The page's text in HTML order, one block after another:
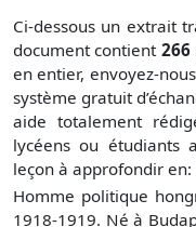
Ci-dessous un extrait
document contient 266
en entier, envoyez-
système gratuit
aide totalement
lycéens ou étudiants
leçon à approfondir en:
Homme politique
1918-1919. Né à